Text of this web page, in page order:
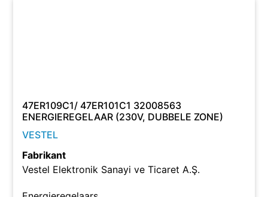
47ER109C1/ 47ER101C1 32008563
ENERGIEREGELAAR (230V, DUBBELE ZONE)
VESTEL
Fabrikant
Vestel Elektronik Sanayi ve Ticaret A.Ş.